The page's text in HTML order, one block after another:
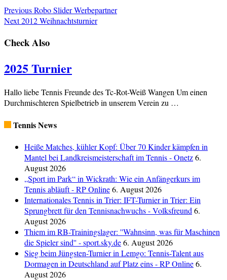
PreviousRobo Slider Werbepartner
Next2012 Weihnachtsturnier
Check Also
2025 Turnier
Hallo liebe Tennis Freunde des Tc-Rot-Weiß Wangen Um einen
Durchmischteren Spielbetrieb in unserem Verein zu …
Tennis News
Heiße Matches, kühler Kopf: Über 70 Kinder kämpfen in
Mantel bei Landkreismeisterschaft im Tennis - Onetz6.
August 2026
„Sport im Park“ in Wickrath: Wie ein Anfängerkurs im
Tennis abläuft - RP Online6. August 2026
Internationales Tennis in Trier: IFT-Turnier in Trier: Ein
Sprungbrett für den Tennisnachwuchs - Volksfreund 6.
August 2026
Thiem im RB-Trainingslager: ''Wahnsinn, was für Maschinen
die Spieler sind'' - sport.sky.de6. August 2026
Sieg beim Jüngsten-Turnier in Lemgo: Tennis-Talent aus
Dormagen in Deutschland auf Platz eins - RP Online6.
August 2026